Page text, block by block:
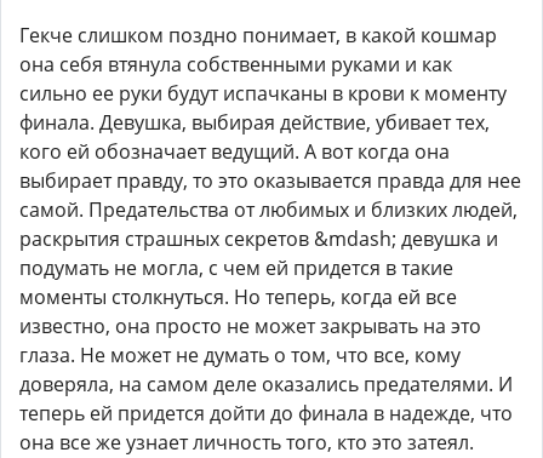
Гекче слишком поздно понимает, в какой кошмар
она себя втянула собственными руками и как
сильно ее руки будут испачканы в крови к моменту
финала. Девушка, выбирая действие, убивает тех,
кого ей обозначает ведущий. А вот когда она
выбирает правду, то это оказывается правда для нее
самой. Предательства от любимых и близких людей,
раскрытия страшных секретов &mdash; девушка и
подумать не могла, с чем ей придется в такие
моменты столкнуться. Но теперь, когда ей все
известно, она просто не может закрывать на это
глаза. Не может не думать о том, что все, кому
доверяла, на самом деле оказались предателями. И
теперь ей придется дойти до финала в надежде, что
она все же узнает личность того, кто это затеял.